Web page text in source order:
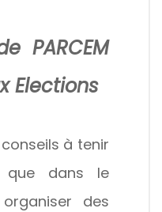
PARCEM
Elections
conseils à tenir
que dans le
des